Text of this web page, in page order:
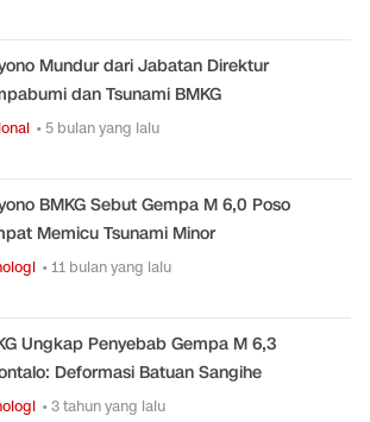
Mundur dari Jabatan Direktur
dan Tsunami BMKG
• 5 bulan yang lalu
BMKG Sebut Gempa M 6,0 Poso
Memicu Tsunami Minor
• 11 bulan yang lalu
Ungkap Penyebab Gempa M 6,3
Deformasi Batuan Sangihe
• 3 tahun yang lalu